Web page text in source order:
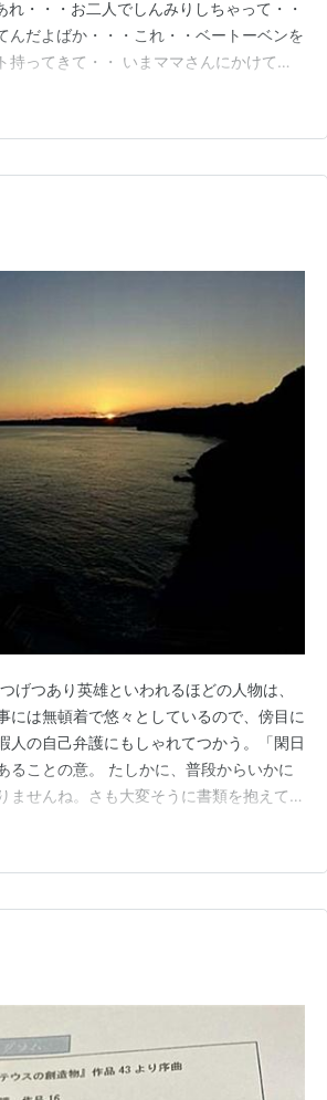
・・・お二人でしんみりしちゃって・・
だよばか・・・これ・・ベートーベンを
ってきて・・ いまママさんにかけても
・べつに・・特にってことじゃないんだ
…
げつあり英雄といわれるほどの人物は、
には無頓着で悠々としているので、傍目に
人の自己弁護にもしゃれてつかう。「閑日
ることの意。 たしかに、普段からいかに
せんね。さも大変そうに書類を抱えて人
ではありませんが、忙しそうにするのが
ます。その代わ…